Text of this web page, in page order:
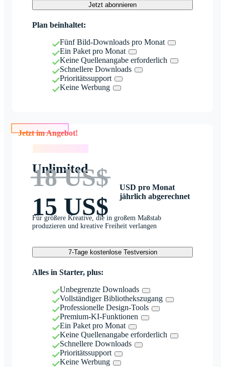
Jetzt abonnieren
Plan beinhaltet:
Fünf Bild-Downloads pro Monat
Ein Paket pro Monat
Keine Quellenangabe erforderlich
Schnellere Downloads
Prioritätssupport
Keine Werbung
Jetzt im Angebot!
Unlimited
18 US$
15 US$
USD pro Monat
jährlich abgerechnet
Für größere Kreative, die in großem Maßstab
produzieren und kreative Freiheit verlangen
7-Tage kostenlose Testversion
Alles in Starter, plus:
Unbegrenzte Downloads
Vollständiger Bibliothekszugang
Professionelle Design-Tools
Premium-KI-Funktionen
Ein Paket pro Monat
Keine Quellenangabe erforderlich
Schnellere Downloads
Prioritätssupport
Keine Werbung